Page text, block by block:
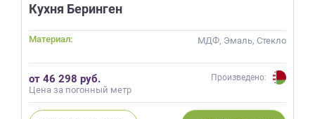
Кухня Беринген
Материал: МДФ, Эмаль, Стекло
от 46 298 руб.
Цена за погонный метр
Произведено: